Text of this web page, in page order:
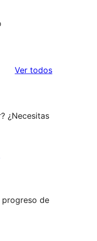
Ver todoslos
¿Necesitas
progreso de